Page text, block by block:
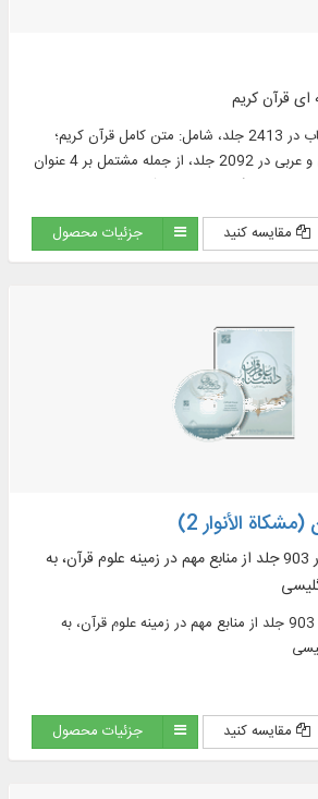
ای قرآن کریم
متن کامل 572 عنوان کتاب در 2413 جلد، شامل: متن کامل قرآن کریم؛
452 عنوان تفسیر فارسی و عربی در 2092 جلد، از جمله مشتمل بر 4 عنوان
مقایسه کنید جزئیات محصول
الأنوار 2)
متن 681 عنوان کتاب در 903 جلد از منابع مهم در زمينه علوم قرآن، به
متن 681 عنوان کتاب در 903 جلد از منابع مهم در زمينه علوم قرآن، به
مقایسه کنید جزئیات محصول